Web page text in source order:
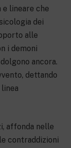
e lineare che
dei
alle
i demoni
ancora.
dettando
affonda nelle
contraddizioni